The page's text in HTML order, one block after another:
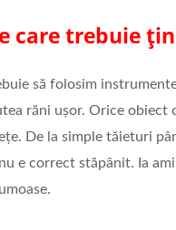
care trebuie
să folosim
răni ușor. Orice obiect
De la simple tăieturi
e correct stăpânit. Ia